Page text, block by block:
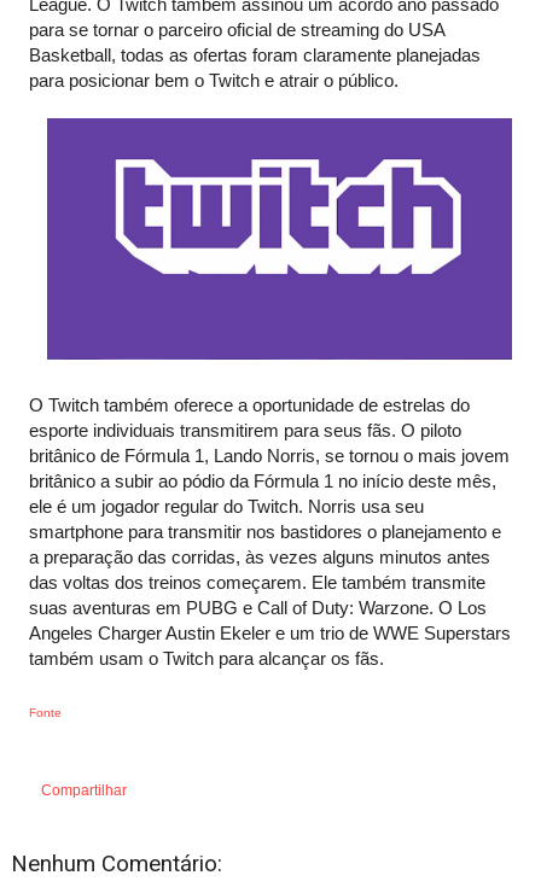
League. O Twitch também assinou um acordo ano passado
para se tornar o parceiro oficial de streaming do USA
Basketball, todas as ofertas foram claramente planejadas
para posicionar bem o Twitch e atrair o público.
O Twitch também oferece a oportunidade de estrelas do
esporte individuais transmitirem para seus fãs. O piloto
britânico de Fórmula 1, Lando Norris, se tornou o mais jovem
britânico a subir ao pódio da Fórmula 1 no início deste mês,
ele é um jogador regular do Twitch. Norris usa seu
smartphone para transmitir nos bastidores o planejamento e
a preparação das corridas, às vezes alguns minutos antes
das voltas dos treinos começarem. Ele também transmite
suas aventuras em PUBG e Call of Duty: Warzone. O Los
Angeles Charger Austin Ekeler e um trio de WWE Superstars
também usam o Twitch para alcançar os fãs.
Fonte
Compartilhar
Nenhum Comentário: